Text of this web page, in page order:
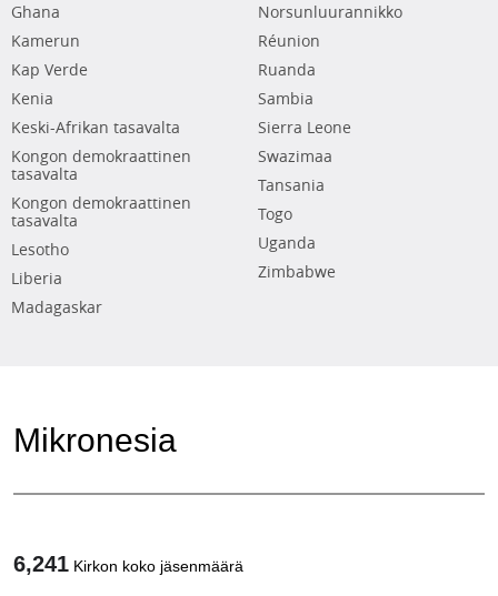
Ghana
Kamerun
Kap Verde
Kenia
Keski-Afrikan tasavalta
Kongon demokraattinen
tasavalta
Kongon demokraattinen
tasavalta
Lesotho
Liberia
Madagaskar
Norsunluurannikko
Réunion
Ruanda
Sambia
Sierra Leone
Swazimaa
Tansania
Togo
Uganda
Zimbabwe
Mikronesia
6,241 Kirkon koko jäsenmäärä